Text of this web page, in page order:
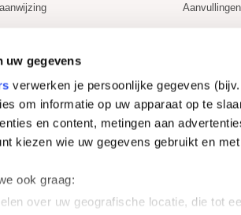
uw gegevens
verwerken je persoonlijke gegevens
om informatie op uw apparaat op te
en content, metingen aan
kiezen wie uw gegevens gebruikt en
ook graag:
over uw geografische locatie, die tot
Aanvullingen
Veilig